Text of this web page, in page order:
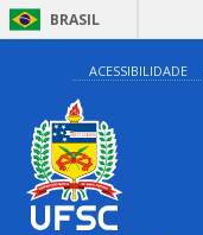
BRASIL
ACESSIBILIDADE